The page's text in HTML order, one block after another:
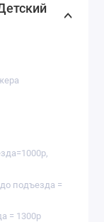
подъезда =
= 1300р